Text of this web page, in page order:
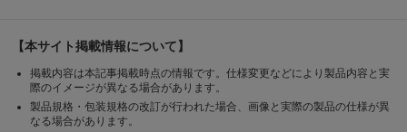
【本サイト掲載情報について】
掲載内容は本記事掲載時点の情報です。仕様変更などにより製品内容と実
際のイメージが異なる場合があります。
製品規格・包装規格の改訂が行われた場合、画像と実際の製品の仕様が異
なる場合があります。